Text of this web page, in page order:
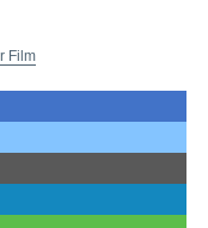
Film